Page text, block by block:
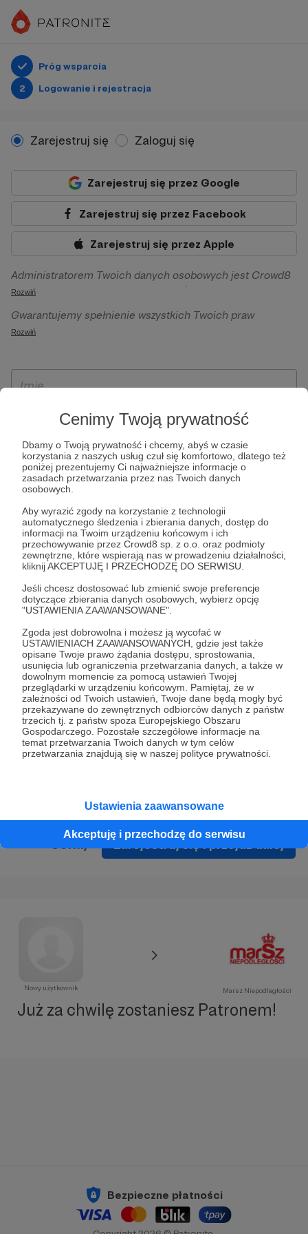
Cenimy Twoją prywatność
Dbamy o Twoją prywatność i chcemy, abyś w czasie
korzystania z naszych usług czuł się komfortowo, dlatego też
poniżej prezentujemy Ci najważniejsze informacje o
zasadach przetwarzania przez nas Twoich danych
osobowych.
Aby wyrazić zgody na korzystanie z technologii
automatycznego śledzenia i zbierania danych, dostęp do
informacji na Twoim urządzeniu końcowym i ich
przechowywanie przez Crowd8 sp. z o.o. oraz podmioty
zewnętrzne, które wspierają nas w prowadzeniu działalności,
kliknij AKCEPTUJĘ I PRZECHODZĘ DO SERWISU.
Jeśli chcesz dostosować lub zmienić swoje preferencje
dotyczące zbierania danych osobowych, wybierz opcję
"USTAWIENIA ZAAWANSOWANE".
Zgoda jest dobrowolna i możesz ją wycofać w
USTAWIENIACH ZAAWANSOWANYCH, gdzie jest także
opisane Twoje prawo żądania dostępu, sprostowania,
usunięcia lub ograniczenia przetwarzania danych, a także w
dowolnym momencie za pomocą ustawień Twojej
przeglądarki w urządzeniu końcowym. Pamiętaj, że w
zależności od Twoich ustawień, Twoje dane będą mogły być
przekazywane do zewnętrznych odbiorców danych z państw
trzecich tj. z państw spoza Europejskiego Obszaru
Gospodarczego. Pozostałe szczegółowe informacje na
temat przetwarzania Twoich danych w tym celów
przetwarzania znajdują się w naszej polityce prywatności.
Ustawienia zaawansowane
Akceptuję i przechodzę do serwisu
Próg wsparcia
2
Logowanie i rejestracja
Zarejestruj się Zaloguj się
Zarejestruj się przez Google
Zarejestruj się przez Facebook
Zarejestruj się przez Apple
Administratorem Twoich danych osobowych jest Crowd8
sp. z o.o. z siedziba w Warszawie, ul. Żwirki i Wigury 16, 02-
092 Warszawa. Twoje dane osobowe będą przetwarzane w
szczególności w celu wykonania umowy zawartej z Tobą, w
Patronite.pl, w tym możliwości dokonywania oraz
otrzymywania wsparcia na naszej platformie oraz
Rozwiń
Gwarantujemy spełnienie wszystkich Twoich praw
wynikających z ogólnego rozporządzenia o ochronie
ich przenoszenia, niepodlegania zautomatyzowanemu
wyrażenia sprzeciwu wobec przetwarzania Twoich danych
osobowych. Rejestracja dla osób niepełnoletnich możliwa
jest po przekazaniu podpisanego formularza "Zgodna na
założenie konta przez osobę niepełnoletnią", formularz
dostępny jest na stronie regulaminu Patronite.pl.
Rozwiń
* Zapoznałem się i akceptujęRegulaminserwisu oraz
* Wyrażam zgodę na przetwarzanie moich danych
osobowych podanych w formularzu rejestracyjnym w celu
prawidłowego świadczenia usług serwisu Patronite.
Wyrażam zgodę na otrzymywanie drogą elektroniczną
informacji handlowych - newslettera. Opcja ta może zostać
zmieniona w ustawieniach konta.
Zarejestruj się i przejdź dalej
Nowy użytkownik Marsz Niepodległości
Już za chwilę zostaniesz Patronem!
Bezpieczne płatności